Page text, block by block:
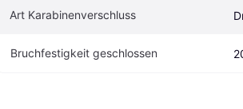
Art Karabinenverschluss
Bruchfestigkeit geschlossen